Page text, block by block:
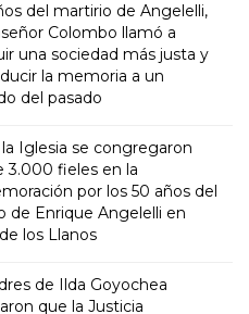
del martirio de Angelelli,
Colombo llamó a
una sociedad más justa y
la memoria a un
del pasado
Iglesia se congregaron
3.000 fieles en la
por los 50 años del
de Enrique Angelelli en
los Llanos
de Ilda Goyochea
que la Justicia